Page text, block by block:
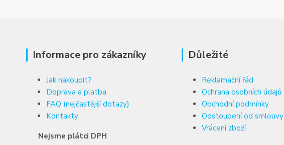
Informace pro zákazníky
Jak nakoupit?
Doprava a platba
FAQ (nejčastější dotazy)
Kontakty
Nejsme plátci DPH
Důležité
Reklamační řád
Ochrana osobních údajů
Obchodní podmínky
Odstoupení od smlouvy
Vrácení zboží